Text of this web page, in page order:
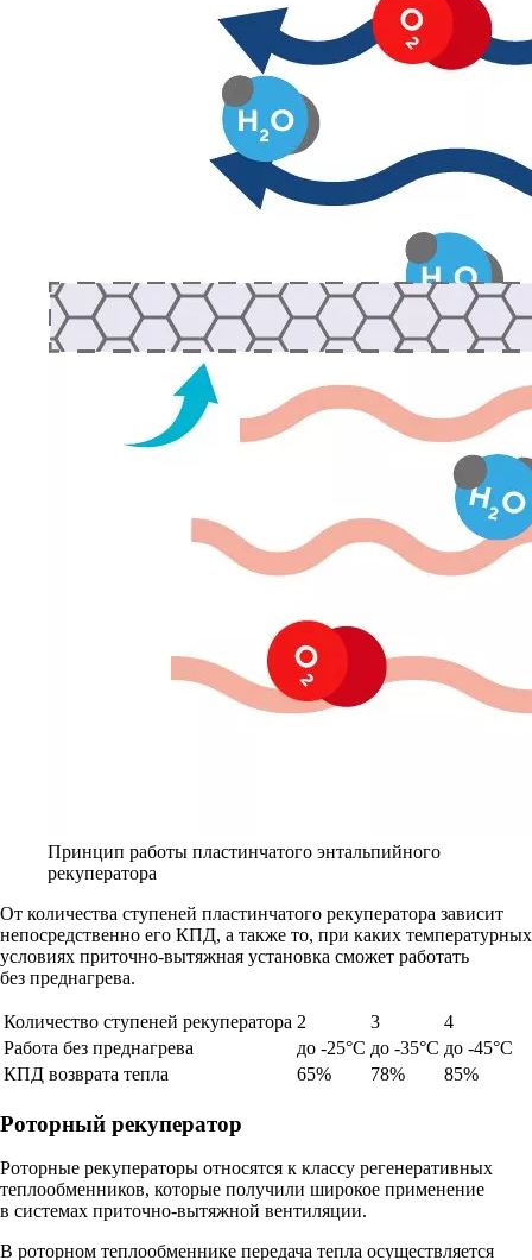
Принцип работы пластинчатого энтальпийного
рекуператора
От количества ступеней пластинчатого рекуператора зависит
непосредственно его КПД, а также то, при каких температурных
условиях приточно-вытяжная установка сможет работать
без преднагрева.
Количество ступеней рекуператора 2 3
4
Работа без преднагрева
до -25°C до -35°C до -45°C
КПД возврата тепла
65% 78% 85%
Роторный рекуператор
Роторные рекуператоры относятся к классу регенеративных
теплообменников, которые получили широкое применение
в системах приточно-вытяжной вентиляции.
В роторном теплообменнике передача тепла осуществляется